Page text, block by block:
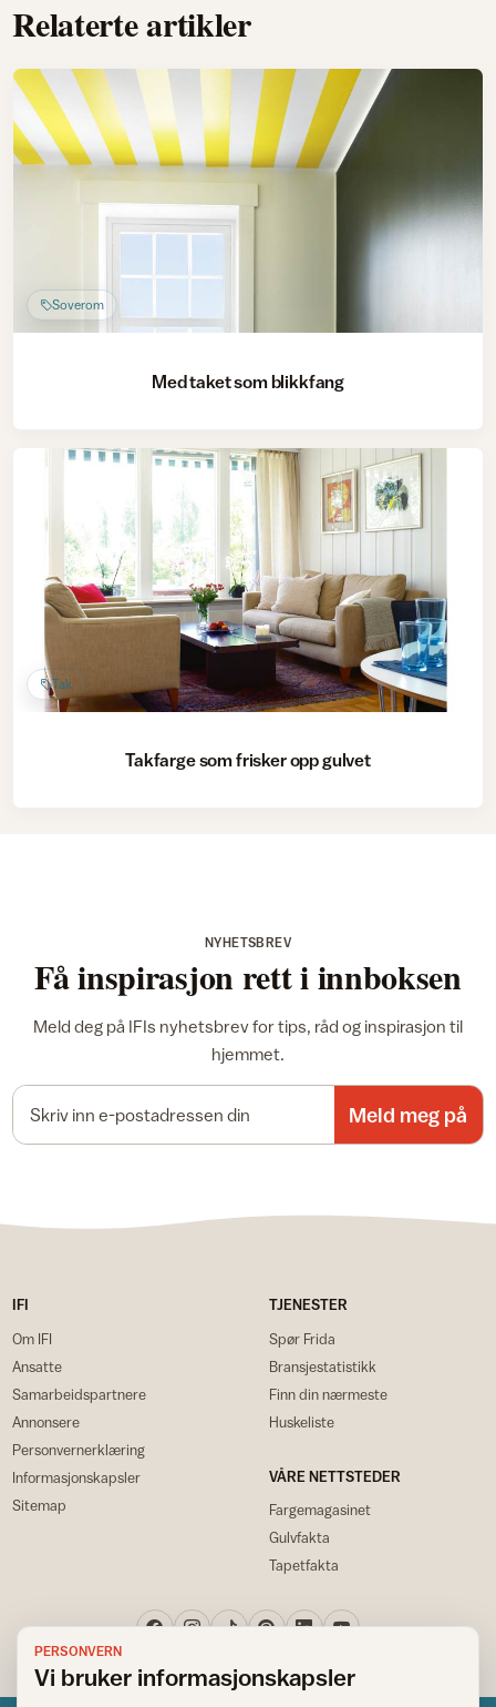
Relaterte artikler
Soverom
Med taket som blikkfang
Tak
Takfarge som frisker opp gulvet
NYHETSBREV
Få inspirasjon rett i innboksen
Meld deg på IFIs nyhetsbrev for tips, råd og inspirasjon til
hjemmet.
Meld meg på
IFI
Om IFI
Ansatte
Samarbeidspartnere
Annonsere
Personvernerklæring
Informasjonskapsler
Sitemap
TJENESTER
Spør Frida
Bransjestatistikk
Finn din nærmeste
Huskeliste
VÅRE NETTSTEDER
Fargemagasinet
Gulvfakta
Tapetfakta
PERSONVERN
Vi bruker informasjonskapsler